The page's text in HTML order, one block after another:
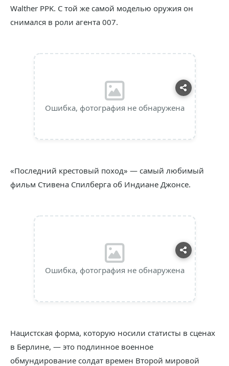
Walther PPK. С той же самой моделью оружия он
снимался в роли агента 007.
Ошибка, фотография не обнаружена
«Последний крестовый поход» — самый любимый
фильм Стивена Спилберга об Индиане Джонсе.
Ошибка, фотография не обнаружена
Нацистская форма, которую носили статисты в сценах
в Берлине, — это подлинное военное
обмундирование солдат времен Второй мировой